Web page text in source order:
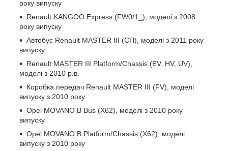
року випуску
Renault KANGOO Express (FW0/1_), моделі з 2008
року випуску
Автобус Renault MASTER III (СП), моделі з 2011 року
випуску
Renault MASTER III Platform/Chassis (EV, HV, UV),
моделі з 2010 р.в.
Коробка передач Renault MASTER III (FV), моделі
випуску з 2010 року
Opel MOVANO B Bus (X62), моделі з 2010 року
випуску
Opel MOVANO B Platform/Chassis (X62), моделі
випуску з 2010 року